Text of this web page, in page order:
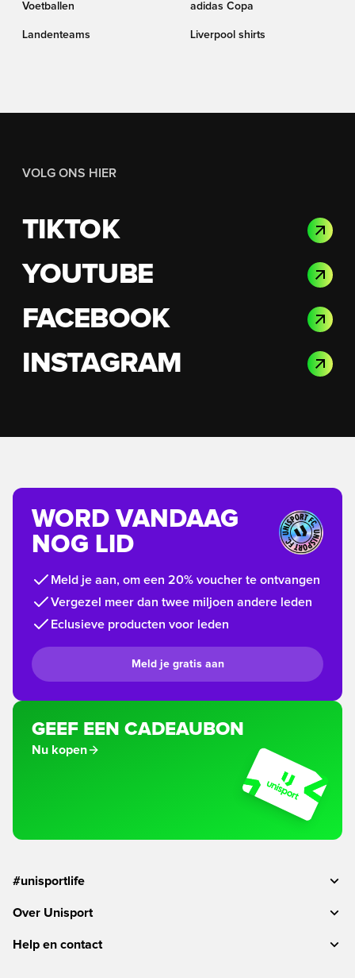
Voetballen adidas Copa
Landenteams Liverpool shirts
VOLG ONS HIER
TIKTOK
YOUTUBE
FACEBOOK
INSTAGRAM
WORD VANDAAG
NOG LID
Meld je aan, om een 20% voucher te ontvangen
Vergezel meer dan twee miljoen andere leden
Eclusieve producten voor leden
Meld je gratis aan
GEEF EEN CADEAUBON
Nu kopen
#unisportlife
Over Unisport
Help en contact